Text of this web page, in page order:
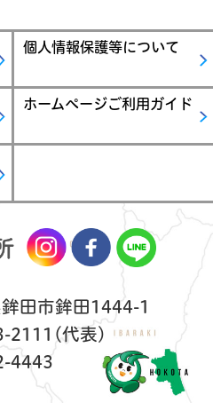
個人情報保護等について
ホームページご利用ガイド
田市鉾田1444-1
2111(代表)
4443